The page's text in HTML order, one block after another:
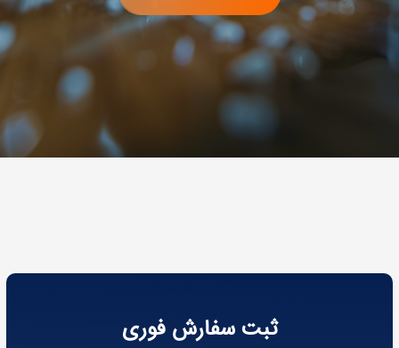
ثبت سفارش فوری